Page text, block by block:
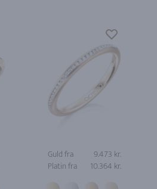
Guld fra
9.473 kr.
Platin fra
10.364 kr.